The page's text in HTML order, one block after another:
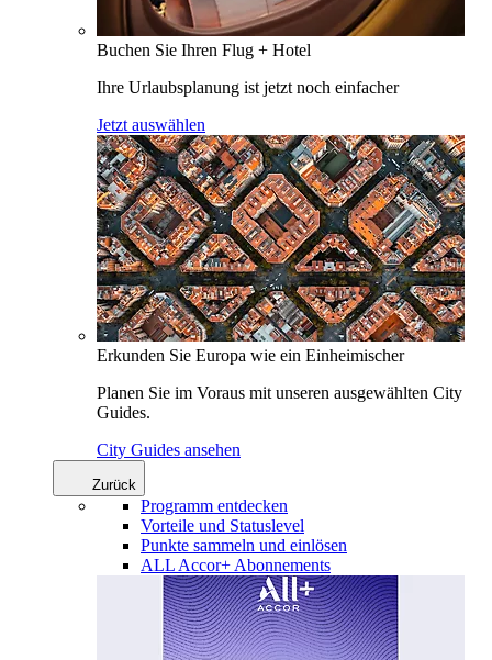
Buchen Sie Ihren Flug + Hotel
Ihre Urlaubsplanung ist jetzt noch einfacher
Jetzt auswählen
Erkunden Sie Europa wie ein Einheimischer
Planen Sie im Voraus mit unseren ausgewählten City
Guides.
City Guides ansehen
Zurück
Programm entdecken
Vorteile und Statuslevel
Punkte sammeln und einlösen
ALL Accor+ Abonnements